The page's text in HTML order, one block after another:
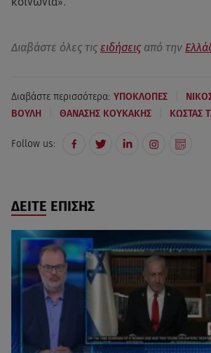
Διαβάστε όλες τις ειδήσεις από την
Διαβάστε περισσότερα: ΥΠΟΚΛΟΠΕΣ
ΒΟΥΛΗ ΘΑΝΑΣΗΣ ΚΟΥΚΑΚΗΣ ΚΩΣΤΑΣ
Follow us:
ΔΕΙΤΕ ΕΠΙΣΗΣ